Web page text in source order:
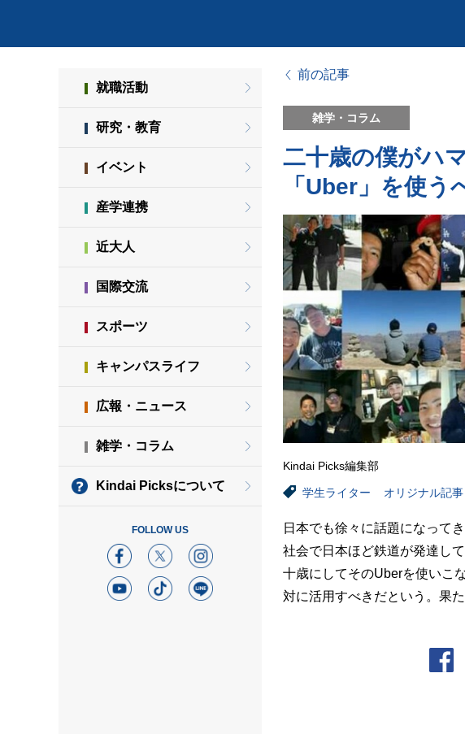
前の記事
雑学・コラム
二十歳の僕がハ
「Uber」を使う
Kindai Picks編集部
学生ライター オリジナル記事
日本でも徐々に話題になって
社会で日本ほど鉄道が発達し
十歳にしてそのUberを使いこ
対に活用すべきだという。果
就職活動
研究・教育
イベント
産学連携
近大人
国際交流
スポーツ
キャンパスライフ
広報・ニュース
雑学・コラム
Kindai Picksについて
FOLLOW US